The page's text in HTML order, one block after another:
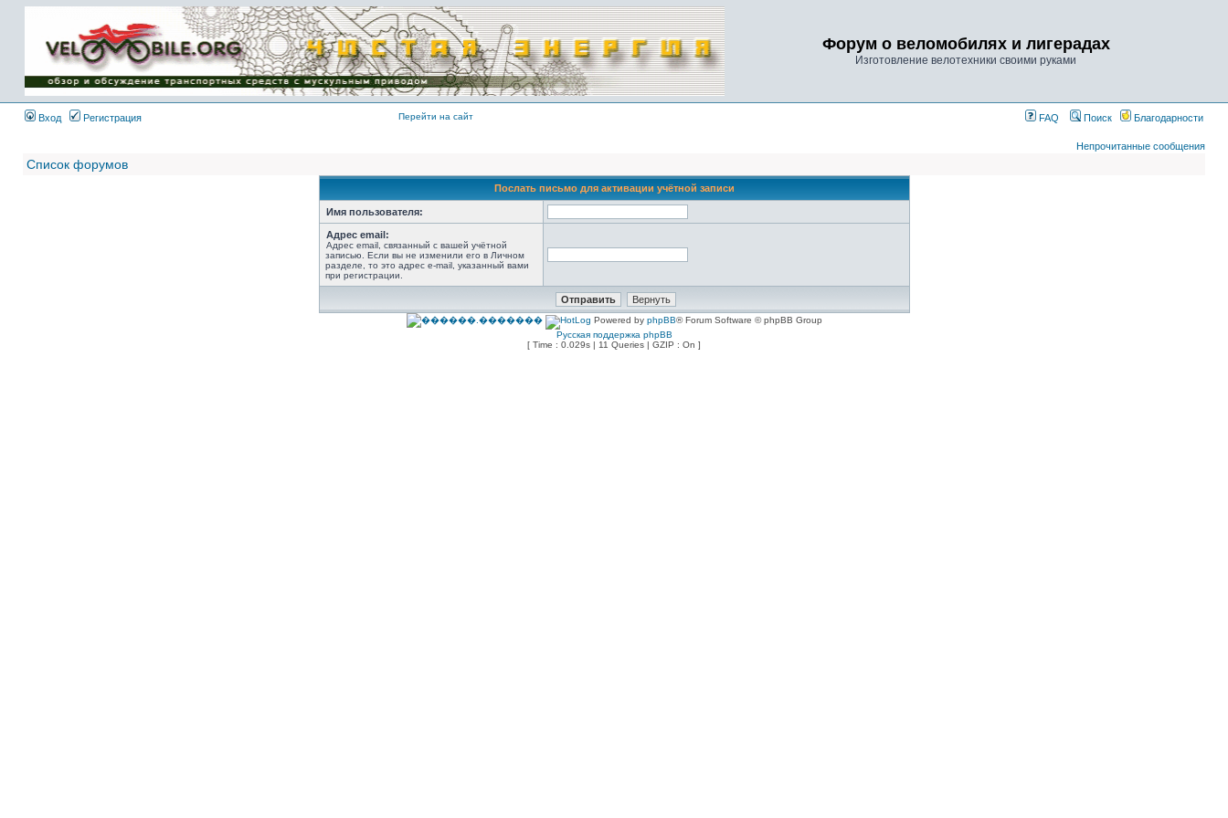
Имя пользователя:
Пароль:
{ LOG_ME_IN_SHORT
}
Форум о веломобилях и лигерадах
Изготовление велотехники своими руками
Вход Регистрация Перейти на сайт FAQ Поиск Благодарности
Непрочитанные сообщения
Список форумов
Послать письмо для активации учётной записи
Имя пользователя:
Адрес email:
Адрес email, связанный с вашей учётной
записью. Если вы не изменили его в Личном
разделе, то это адрес e-mail, указанный вами
при регистрации.
Powered by phpBB® Forum Software © phpBB Group
Русская поддержка phpBB
[ Time : 0.029s | 11 Queries | GZIP : On ]